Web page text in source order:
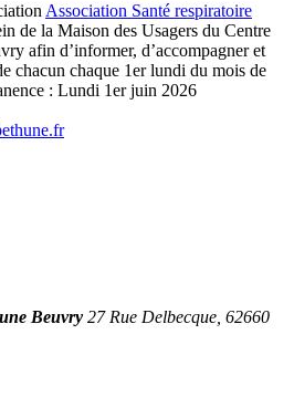
Association Santé respiratoire
de la Maison des Usagers du Centre
afin d’informer, d’accompagner et
chacun chaque 1er lundi du mois de
: Lundi 1er juin 2026
Beuvry 27 Rue Delbecque, 62660